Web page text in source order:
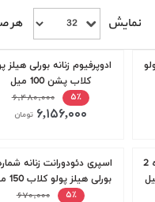
نمایش هر
ادوپرفیوم زنانه بورلی هیلز
کلاب پشن 100 میل
۵٪
۶,۴۸۰,۰۰۰
۶,۱۵۶,۰۰۰ تومان
اسپری دئودورانت زنانه شماره 2
بورلی هیلز پولو کلاب 150 میل
۵٪
۶۷۰,۰۰۰